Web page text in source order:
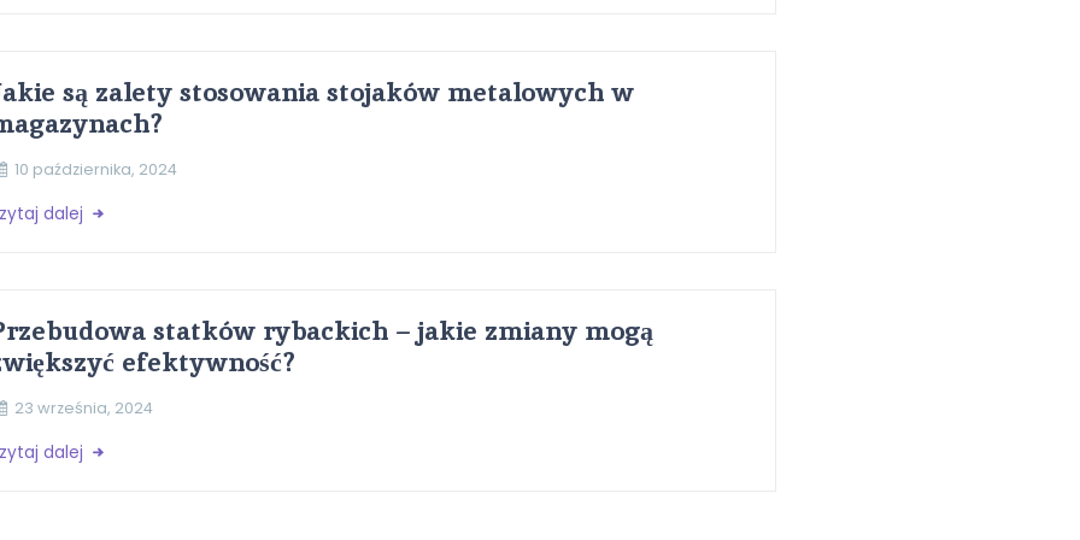
są zalety stosowania stojaków metalowych w
10 października, 2024
dalej
statków rybackich – jakie zmiany mogą
efektywność?
23 września, 2024
dalej